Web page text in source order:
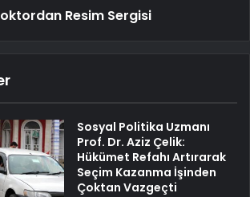
Resim Sergisi
Sosyal Politika Uzmanı
Prof. Dr. Aziz Çelik:
Hükümet Refahı Artırarak
Seçim Kazanma İşinden
Çoktan Vazgeçti